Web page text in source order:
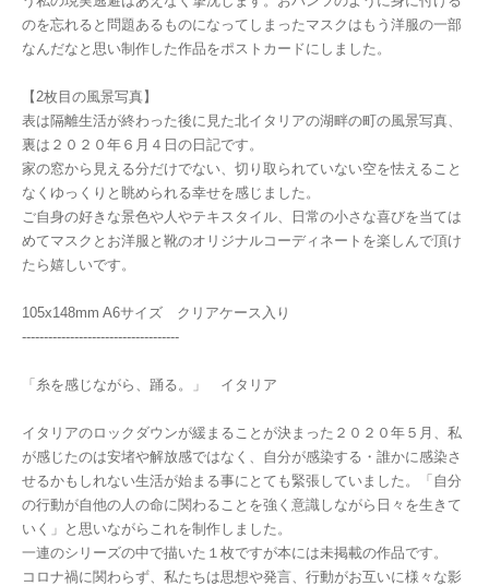
のを忘れると問題あるものになってしまったマスクはもう洋服の一部
なんだなと思い制作した作品をポストカードにしました。
【2枚目の風景写真】
表は隔離生活が終わった後に見た北イタリアの湖畔の町の風景写真、
裏は２０２０年６月４日の日記です。
家の窓から見える分だけでない、切り取られていない空を怯えること
なくゆっくりと眺められる幸せを感じました。
ご自身の好きな景色や人やテキスタイル、日常の小さな喜びを当ては
めてマスクとお洋服と靴のオリジナルコーディネートを楽しんで頂け
たら嬉しいです。
105x148mm A6サイズ クリアケース入り
------------------------------------
「糸を感じながら、踊る。」 イタリア
イタリアのロックダウンが緩まることが決まった２０２０年５月、私
が感じたのは安堵や解放感ではなく、自分が感染する・誰かに感染さ
せるかもしれない生活が始まる事にとても緊張していました。「自分
の行動が自他の人の命に関わることを強く意識しながら日々を生きて
いく」と思いながらこれを制作しました。
一連のシリーズの中で描いた１枚ですが本には未掲載の作品です。
コロナ禍に関わらず、私たちは思想や発言、行動がお互いに様々な影